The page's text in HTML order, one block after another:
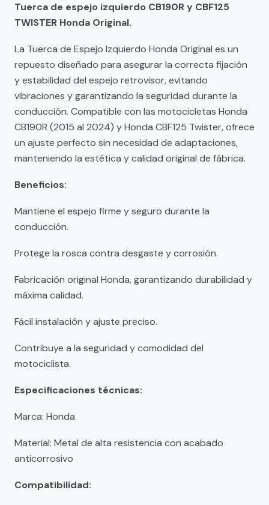
Tuerca de espejo izquierdo CB190R y CBF125
TWISTER Honda Original.
La Tuerca de Espejo Izquierdo Honda Original es un
repuesto diseñado para asegurar la correcta fijación
y estabilidad del espejo retrovisor, evitando
vibraciones y garantizando la seguridad durante la
conducción. Compatible con las motocicletas Honda
CB190R (2015 al 2024) y Honda CBF125 Twister, ofrece
un ajuste perfecto sin necesidad de adaptaciones,
manteniendo la estética y calidad original de fábrica.
Beneficios:
Mantiene el espejo firme y seguro durante la
conducción.
Protege la rosca contra desgaste y corrosión.
Fabricación original Honda, garantizando durabilidad y
máxima calidad.
Fácil instalación y ajuste preciso.
Contribuye a la seguridad y comodidad del
motociclista.
Especificaciones técnicas:
Marca: Honda
Material: Metal de alta resistencia con acabado
anticorrosivo
Compatibilidad: